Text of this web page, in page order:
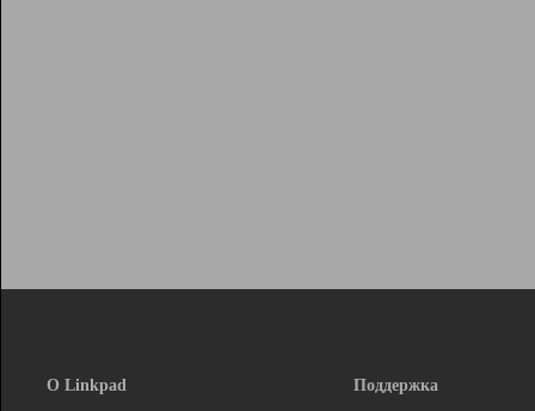
О Linkpad
Поддержка